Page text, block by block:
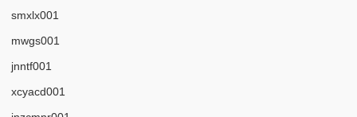
smxlx001
mwgs001
jnntf001
xcyacd001